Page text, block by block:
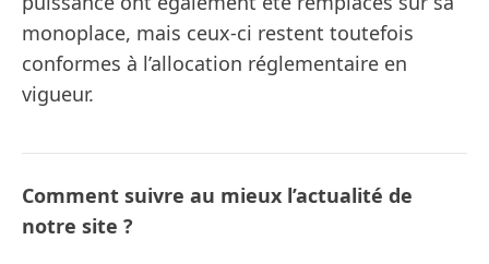
monoplace, mais ceux-ci restent toutefois
conformes à l’allocation réglementaire en
vigueur.
Comment suivre au mieux l’actualité de
notre site ?